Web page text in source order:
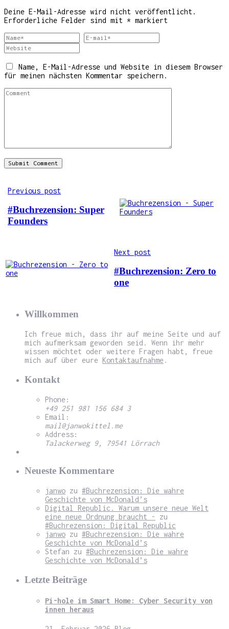
Deine E-Mail-Adresse wird nicht veröffentlicht.
Erforderliche Felder sind mit * markiert
Name, E-Mail-Adresse und Website in diesem Browser
für meinen nächsten Kommentar speichern.
Previous post
#Buchrezension: Super
Founders
Next post
#Buchrezension: Zero to
one
Willkommen
Ich freue mich, dass ihr auf meine Seite und auf
mich aufmerksam geworden seid. Wenn ihr mehr
wissen möchtet oder weitere Fragen habt, freue
mich auf über eure Kontaktaufnahme.
Kontakt
Phone:
+49 251 981 156 684 3
Email:
mail@janwokittel.me
Address:
Talackerweg 9, 79541 Lörrach
Neueste Kommentare
janwo zu #Buchrezension: Die wahre
Geschichte von McDonald’s
Digital Republic. Warum unsere neue Welt
eine neue Ordnung braucht -
zu
#Buchrezension: Digital Republic
janwo zu #Buchrezension: Die wahre
Geschichte von McDonald’s
Stefan zu #Buchrezension: Die wahre
Geschichte von McDonald’s
Letzte Beiträge
Pi-hole im Smart Home: Cyber Security von
innen heraus